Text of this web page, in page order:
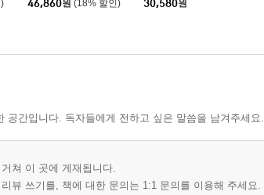
46,860원 (18% 할인) 30,580원
공간입니다. 독자들에게 전하고 싶은 말씀을 남겨주세요.
쳐 이 곳에 게재됩니다.
뷰 쓰기를, 책에 대한 문의는 1:1 문의를 이용해 주세요.